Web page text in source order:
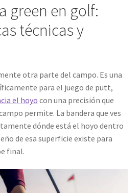
green en golf:
técnicas y
otra parte del campo. Es una
para el juego de putt,
el hoyo con una precisión que
permite. La bandera que ves
dónde está el hoyo dentro
de esa superficie existe para
final.